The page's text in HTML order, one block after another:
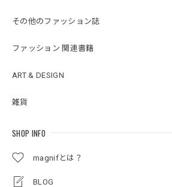
その他のファッション誌
ファッション 関連書籍
ART & DESIGN
雑貨
SHOP INFO
magnifとは？
BLOG